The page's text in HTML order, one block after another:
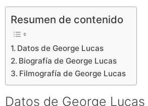
Resumen de contenido
Datos de George Lucas
Biografía de George Lucas
Filmografía de George Lucas
Datos de George Lucas